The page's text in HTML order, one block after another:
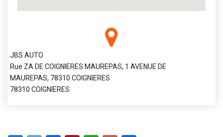
JBS AUTO
Rue ZA DE COIGNIERES MAUREPAS, 1 AVENUE DE
MAUREPAS, 78310 COIGNIERES
78310 COIGNIERES